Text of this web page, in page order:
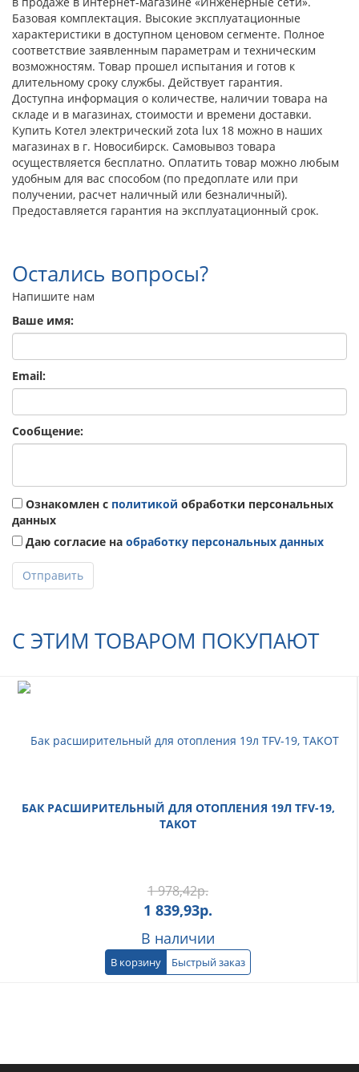
Базовая комплектация. Высокие эксплуатационные
характеристики в доступном ценовом сегменте. Полное
соответствие заявленным параметрам и техническим
возможностям. Товар прошел испытания и готов к
длительному сроку службы. Действует гарантия.
Доступна информация о количестве, наличии товара на
складе и в магазинах, стоимости и времени доставки.
Купить Котел электрический zota lux 18 можно в наших
магазинах в г. Новосибирск. Самовывоз товара
осуществляется бесплатно. Оплатить товар можно любым
удобным для вас способом (по предоплате или при
получении, расчет наличный или безналичный).
Предоставляется гарантия на эксплуатационный срок.
Остались вопросы?
Напишите нам
Ваше имя:
Email:
Сообщение:
Ознакомлен с политикой обработки персональных
данных
Даю согласие на обработку персональных данных
Отправить
С ЭТИМ ТОВАРОМ ПОКУПАЮТ
БАК РАСШИРИТЕЛЬНЫЙ ДЛЯ ОТОПЛЕНИЯ 19Л TFV-19,
TAKOT
1 978,42р.
1 839,93р.
В наличии
В корзину Быстрый заказ